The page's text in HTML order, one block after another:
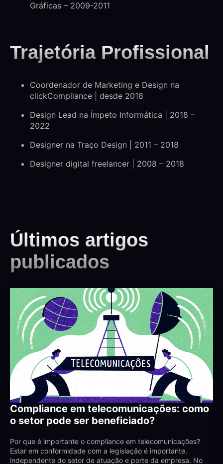
Gráficas – 2009-2011
Trajetória Profissional
Coordenador de Marketing e Design na
clickCompliance | desde 2018
Design Lead na Ímpeto Informática | 2018 –
2022
Designer na Traço Design | 2011 – 2018
Designer digital freelancer | 2008 – 2018
Últimos artigos
publicados
Compliance em telecomunicações: como
o setor pode ser beneficiado?
Por que é importante o compliance em telecomunicações?
Estar em conformidade com a legislação é importante,
independente do setor de atuação e porte da empresa. No